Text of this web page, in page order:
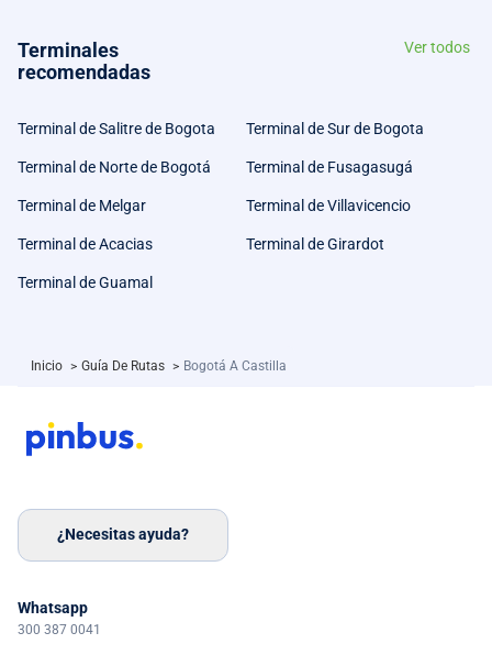
Terminales
recomendadas
Ver todos
Terminal de Salitre de Bogota Terminal de Sur de Bogota
Terminal de Norte de Bogotá Terminal de Fusagasugá
Terminal de Melgar Terminal de Villavicencio
Terminal de Acacias Terminal de Girardot
Terminal de Guamal
Inicio > Guía De Rutas > Bogotá A Castilla
¿Necesitas ayuda?
Whatsapp
300 387 0041